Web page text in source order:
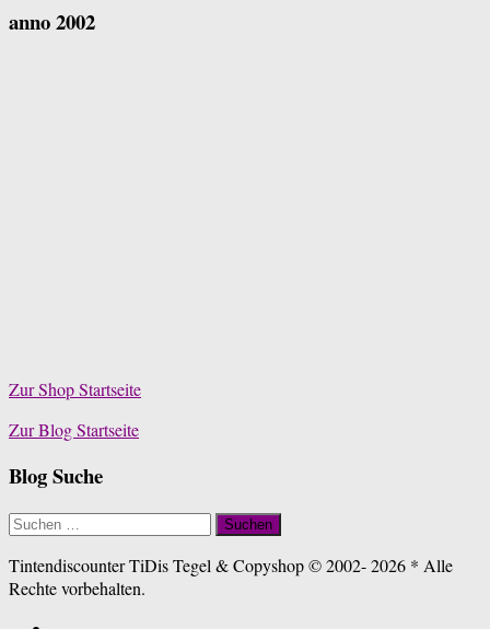
anno 2002
Zur Shop Startseite
Zur Blog Startseite
Blog Suche
Suchen
Tintendiscounter TiDis Tegel & Copyshop © 2002- 2026 * Alle
Rechte vorbehalten.